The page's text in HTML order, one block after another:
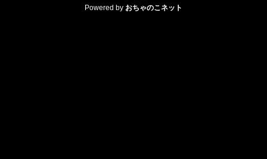
Powered by おちゃのこネット